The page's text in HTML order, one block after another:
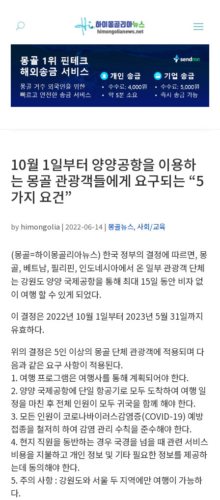
10월 1일부터 양양공항을 이용하
는 몽골 관광객들에게 요구되는 “5
가지 요건”
by himongolia | 2022-06-14|몽골뉴스,사회/교육
(몽골=하이몽골리아뉴스) 한국 정부의 결정에 따르면, 몽
골, 베트남, 필리핀, 인도네시아에서 온 일부 관광객 단체
는 강원도 양양 국제공항을 통해 최대 15일 동안 비자 없
이 여행 할 수 있게 되었다.
이 결정은 2022년 10월 1일부터 2023년 5월 31일까지
유효하다.
위의 결정은 5인 이상의 몽골 단체 관광객에 적용되며 다
음과 같은 요구 사항이 적용된다.
여행 프로그램은 여행사를 통해 계획되어야 한다.
양양 국제공항에 단일 항공기로 모두 도착하여 여행 일
정을 마친 후 전체 인원이 모두 귀국을 함께 해야 한다.
모든 인원이 코로나바이러스감염증(COVID-19) 예방
접종을 철저히 하여 감염 관리 수칙을 준수해야 한다.
현지 직원을 동반하는 경우 국경을 넘을 때 관련 서비스
비용을 지불하고 개인 정보 및 기타 필요한 정보를 제공하
는데 동의해야 한다.
주의 사항 : 강원도와 서울 두 지역에만 여행이 가능하
다.